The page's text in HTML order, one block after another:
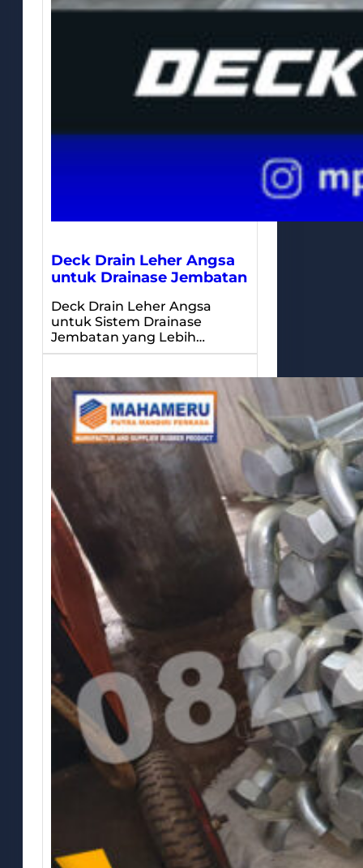
Deck Drain Leher Angsa
untuk Drainase Jembatan
Deck Drain Leher Angsa
untuk Sistem Drainase
Jembatan yang Lebih…